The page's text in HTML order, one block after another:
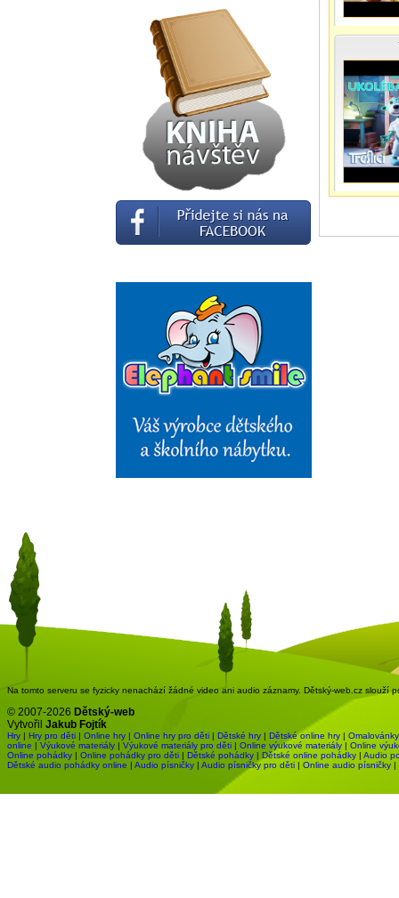
Na tomto serveru se fyzicky nenachází žádné video ani audio záznamy. Dětský-web.cz slouží
© 2007-2026 Dětský-web
Vytvořil Jakub Fojtík
Hry | Hry pro děti | Online hry | Online hry pro děti | Dětské hry | Dětské online hry | Omalovánky
online | Výukové materiály | Výukové materiály pro děti | Online výukové materiály | Online
Online pohádky | Online pohádky pro děti | Dětské pohádky | Dětské online pohádky | Audio
Dětské audio pohádky online | Audio písničky | Audio písničky pro děti | Online audio písničky |